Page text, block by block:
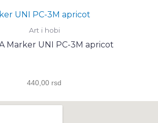
Art i hobi
Marker UNI PC-3M apricot
440,00 rsd